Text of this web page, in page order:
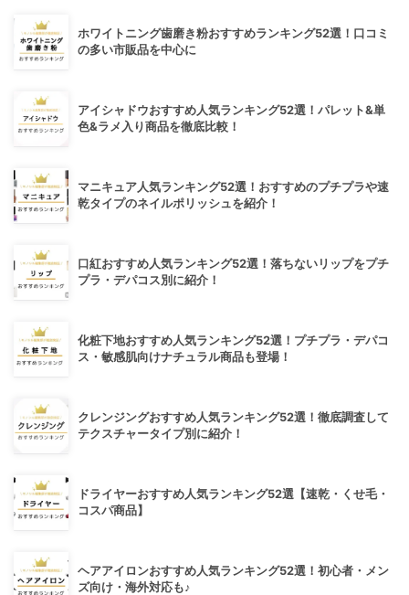
ホワイトニング歯磨き粉おすすめランキング52選！口コミ
の多い市販品を中心に
アイシャドウおすすめ人気ランキング52選！パレット&単
色&ラメ入り商品を徹底比較！
マニキュア人気ランキング52選！おすすめのプチプラや速
乾タイプのネイルポリッシュを紹介！
口紅おすすめ人気ランキング52選！落ちないリップをプチ
プラ・デパコス別に紹介！
化粧下地おすすめ人気ランキング52選！プチプラ・デパコ
ス・敏感肌向けナチュラル商品も登場！
クレンジングおすすめ人気ランキング52選！徹底調査して
テクスチャータイプ別に紹介！
ドライヤーおすすめ人気ランキング52選【速乾・くせ毛・
コスパ商品】
ヘアアイロンおすすめ人気ランキング52選！初心者・メン
ズ向け・海外対応も♪